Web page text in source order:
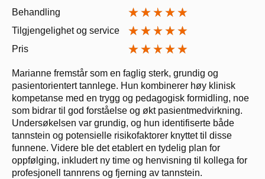
Behandling
Tilgjengelighet og service
Pris
Marianne fremstår som en faglig sterk, grundig og
pasientorientert tannlege. Hun kombinerer høy klinisk
kompetanse med en trygg og pedagogisk formidling, noe
som bidrar til god forståelse og økt pasientmedvirkning.
Undersøkelsen var grundig, og hun identifiserte både
tannstein og potensielle risikofaktorer knyttet til disse
funnene. Videre ble det etablert en tydelig plan for
oppfølging, inkludert ny time og henvisning til kollega for
profesjonell tannrens og fjerning av tannstein.